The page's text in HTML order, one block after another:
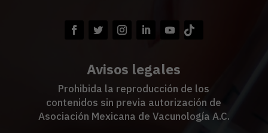
Avisos legales
Prohibida la reproducción de los
contenidos sin previa autorización de
Asociación Mexicana de Vacunología A.C.